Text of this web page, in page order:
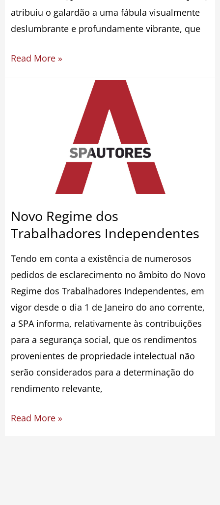
atribuiu o galardão a uma fábula visualmente
deslumbrante e profundamente vibrante, que
Cinema
de
Read More »
Novo Regime dos
Trabalhadores Independentes
Tendo em conta a existência de numerosos
pedidos de esclarecimento no âmbito do Novo
Regime dos Trabalhadores Independentes, em
vigor desde o dia 1 de Janeiro do ano corrente,
a SPA informa, relativamente às contribuições
para a segurança social, que os rendimentos
provenientes de propriedade intelectual não
serão considerados para a determinação do
rendimento relevante,
Independentes
Read More »